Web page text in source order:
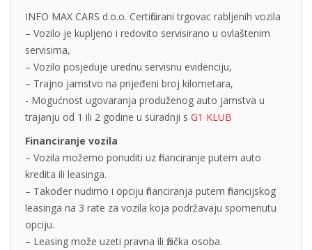
INFO MAX CARS d.o.o. Certificirani trgovac rabljenih vozila
– Vozilo je kupljeno i redovito servisirano u ovlaštenim
servisima,
– Vozilo posjeduje urednu servisnu evidenciju,
– Trajno jamstvo na prijeđeni broj kilometara,
- Mogućnost ugovaranja produženog auto jamstva u
trajanju od 1 ili 2 godine u suradnji s G1 KLUB
Financiranje vozila
– Vozila možemo ponuditi uz financiranje putem auto
kredita ili leasinga.
– Također nudimo i opciju financiranja putem financijskog
leasinga na 3 rate za vozila koja podržavaju spomenutu
opciju.
– Leasing može uzeti pravna ili fizička osoba.